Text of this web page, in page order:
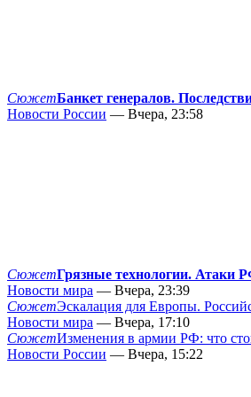
СюжетБанкет генералов.
Новости России — Вчера, 23:58
СюжетГрязные технологии.
Новости мира — Вчера, 23:39
СюжетЭскалация для Европы.
Новости мира — Вчера, 17:10
СюжетИзменения в армии РФ: что
Новости России — Вчера, 15:22